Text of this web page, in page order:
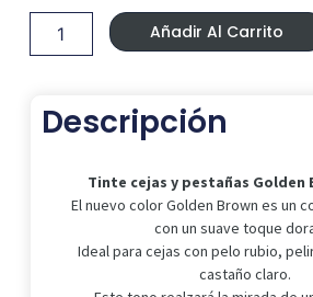
y
pestañas
Golden
cantidad
Añadir Al Carrito
Descripción
Tinte cejas y pestañas Golden
El nuevo color Golden Brown es un
con un suave toque
Ideal para cejas con pelo rubio,
castaño claro.